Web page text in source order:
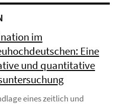
im
Eine
und quantitative
eines zeitlich und